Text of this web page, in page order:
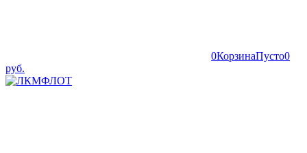
0КорзинаПусто0
руб.